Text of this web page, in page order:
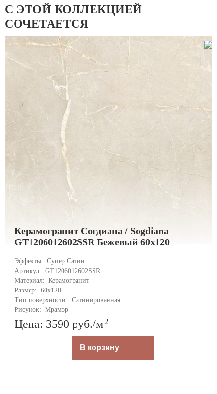
С ЭТОЙ КОЛЛЕКЦИЕЙ
СОЧЕТАЕТСЯ
Керамогранит Согдиана / Sogdiana
GT1206012602SSR Бежевый 60x120
Эффекты: Супер Сатин
Артикул: GT1206012602SSR
Материал: Керамогранит
Размер: 60x120
Тип поверхности: Сатинированная
Рисунок: Мрамор
Цена: 3590 руб./м2
В корзину